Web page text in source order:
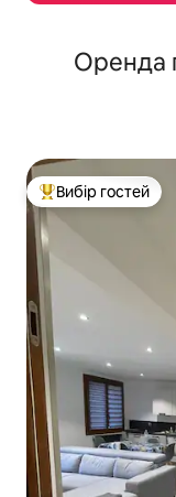
Оренда
Топ вибір гостей
Вибір гостей